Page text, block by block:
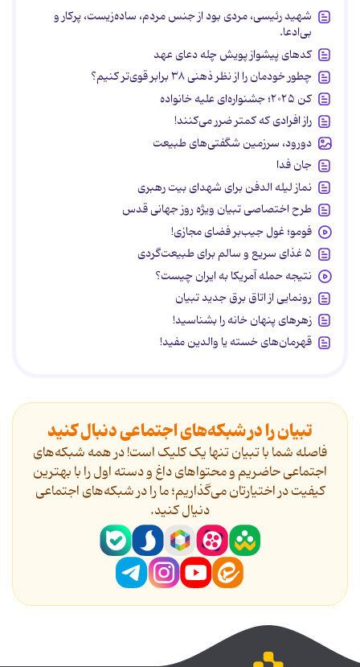
شهید رئیسی، مردی بود از جنس مردم، ساده‌زیست، پرکار و
بی‌ادعا.
کدهای پیشواز پویش چله دعای عهد
چطور خودمان را از نظر ذهنی ۳۸ برابر قوی‌تر کنیم؟
کن ۲۰۲۵؛ جشنواره‌ای علیه خانواده
راز افرادی که کمتر ضرر می‌کنند!
دورود، سرزمین شگفتی‌های طبیعت
جان فدا
نماز لیله الدفن برای شهدای بیت رهبری
طرح اختصاصی تبیان ویژه روز جهانی قدس
فومو؛ غول جیب‌بر فضای مجازی!
۵ غذای سریع و سالم برای طبیعت‌گردی
نتیجه حمله آمریکا به ایران چیست؟
رونمایی از اتاق برق جدید تبیان
زهرهای پنهان خانه را بشناسید!
قهرمان‌های خسته یا والدین مفید!
تبیان را در شبکه‌های اجتماعی دنبال کنید
فاصله شما با تبیان تنها یک کلیک است! در همه شبکه‌های
اجتماعی حاضریم و محتواهای داغ و دسته اول را با بهترین
کیفیت در اختیارتان می‌گذاریم؛ ما را در شبکه‌های اجتماعی
دنیال کنید.